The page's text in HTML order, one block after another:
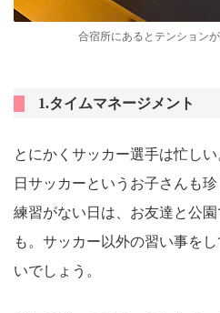
合宿所にあるとテンション
1.タイムマネージメント
とにかくサッカー選手は忙し
日サッカーというお子さんも
練習がない日は、お友達と公
も。サッカー以外の習い事を
いでしょう。